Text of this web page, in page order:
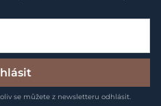
se můžete z newsletteru odhlásit.